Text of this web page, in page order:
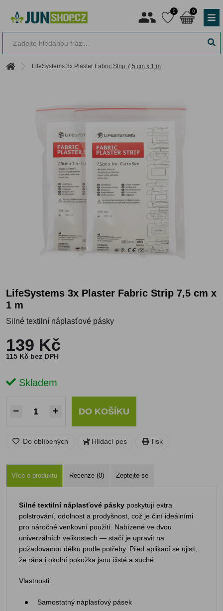
0 0
LifeSystems 3x Plaster Fabric Strip 7,5 cm x 1 m
LifeSystems 3x Plaster Fabric Strip 7,5 cm x
1 m
Silné textilní náplasťové pásky
139 Kč
115 Kč bez DPH
Skladem
DO KOŠÍKU
Do oblíbených Hlídací pes Tisk
Více o produktu Recenze (0) Zeptejte se
Silné textilní náplasťové pásky poskytují extra
polstrování, odolnost a prodyšnost, což je činí ideálními
pro náročné venkovní použití. Nabízené ve dvou
univerzálních velikostech — stačí je upravit na
požadovanou délku podle potřeby. Před aplikací se ujisti,
že rána i okolní pokožka jsou čisté a suché.
Vlastnosti:
Samostatný náplasťový pásek